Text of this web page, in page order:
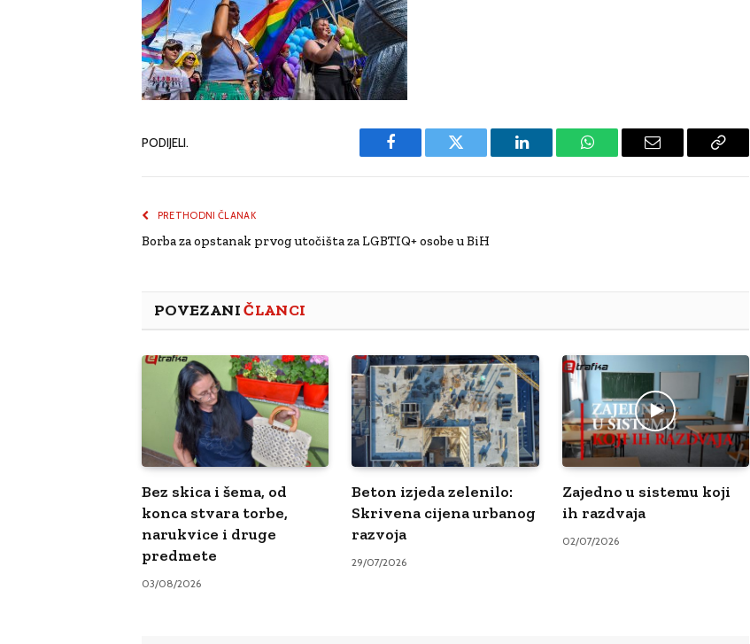
PODIJELI.
Facebook Twitter LinkedIn WhatsAppEmail
Copy
PRETHODNI ČLANAK
Borba za opstanak prvog utočišta za LGBTIQ+ osobe u BiH
POVEZANIČLANCI
Bez skica i šema, od
konca stvara torbe,
narukvice i druge
predmete
03/08/2026
Beton izjeda zelenilo:
Skrivena cijena urbanog
razvoja
29/07/2026
Zajedno u sistemu koji
ih razdvaja
02/07/2026